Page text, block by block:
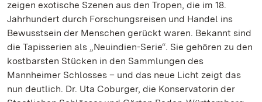
zeigen exotische Szenen aus den Tropen, die im 18.
Jahrhundert durch Forschungsreisen und Handel ins
Bewusstsein der Menschen gerückt waren. Bekannt sind
die Tapisserien als „Neuindien-Serie“. Sie gehören zu den
kostbarsten Stücken in den Sammlungen des
Mannheimer Schlosses – und das neue Licht zeigt das
nun deutlich. Dr. Uta Coburger, die Konservatorin der